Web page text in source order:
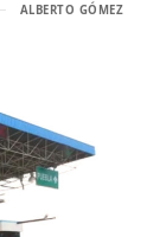
ALBERTO GÓMEZ